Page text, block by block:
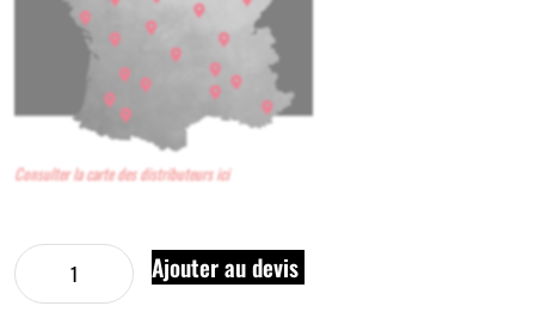
Consulter la carte des distributeurs ici
Ajouter au devis